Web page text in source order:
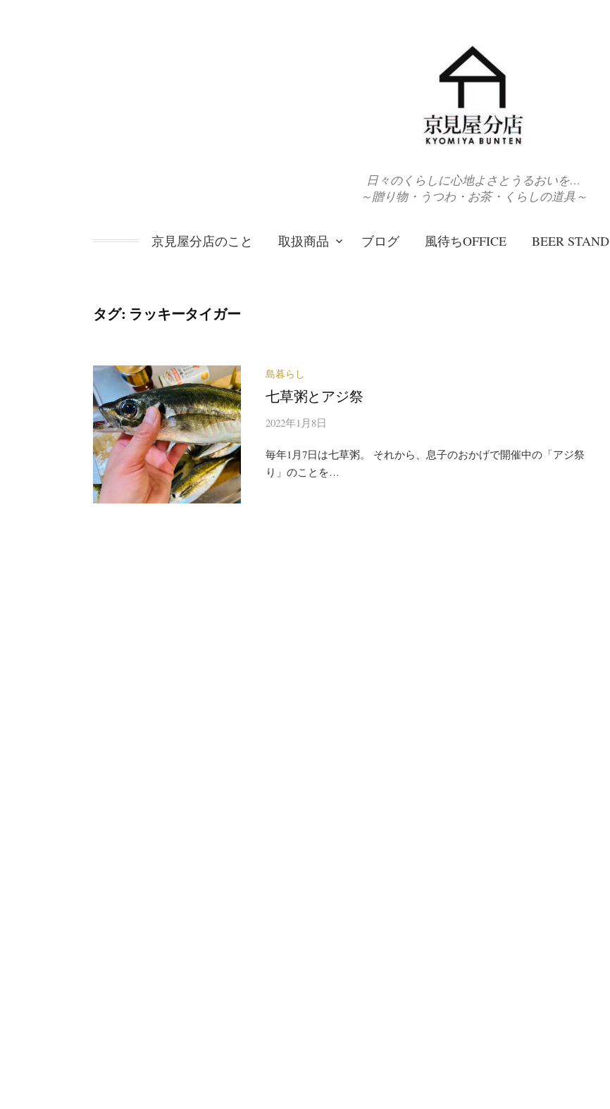
日々のくらしに心地よさとうるおいを…
～贈り物・うつわ・お茶・くらしの道具～
京見屋分店のこと 取扱商品 ブログ 風待ちOFFICE BEER STAND
タグ: ラッキータイガー
島暮らし
七草粥とアジ祭
2022年1月8日
毎年1月7日は七草粥。 それから、息子のおかげで開催中の「アジ祭
り」のことを…